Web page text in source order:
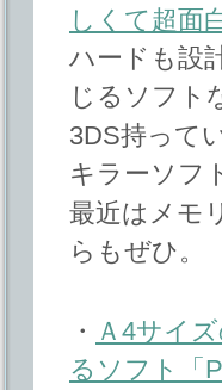
しくて超面
ハードも設
じるソフト
3DS持って
キラーソフ
最近はメモ
らもぜひ。
・ Ａ4サイ
るソフト「